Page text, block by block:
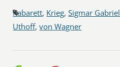
Kabarett, Krieg,Sigmar Gabriel
Uthoff,von Wagner